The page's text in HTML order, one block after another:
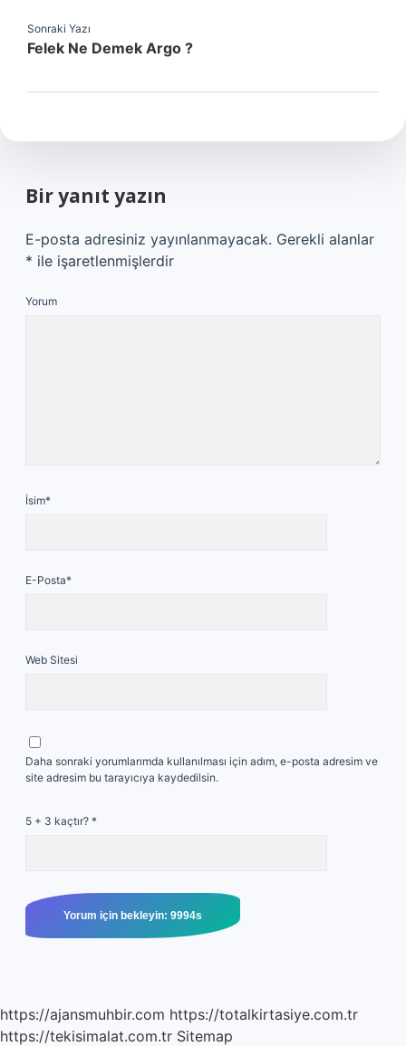
Sonraki Yazı
Felek Ne Demek Argo ?
Bir yanıt yazın
E-posta adresiniz yayınlanmayacak. Gerekli alanlar
* ile işaretlenmişlerdir
Yorum
İsim*
E-Posta*
Web Sitesi
Daha sonraki yorumlarımda kullanılması için adım, e-posta adresim ve
site adresim bu tarayıcıya kaydedilsin.
5 + 3 kaçtır? *
https://ajansmuhbir.com https://totalkirtasiye.com.tr
https://tekisimalat.com.tr Sitemap